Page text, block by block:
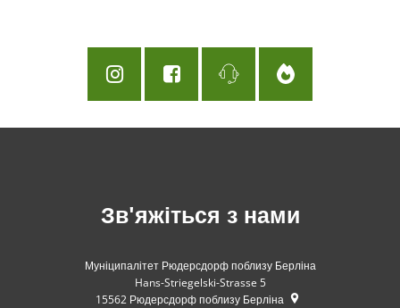
Зв'яжіться з нами
Муніципалітет Рюдерсдорф поблизу Берліна
Hans-Striegelski-Strasse 5
15562 Рюдерсдорф поблизу Берліна